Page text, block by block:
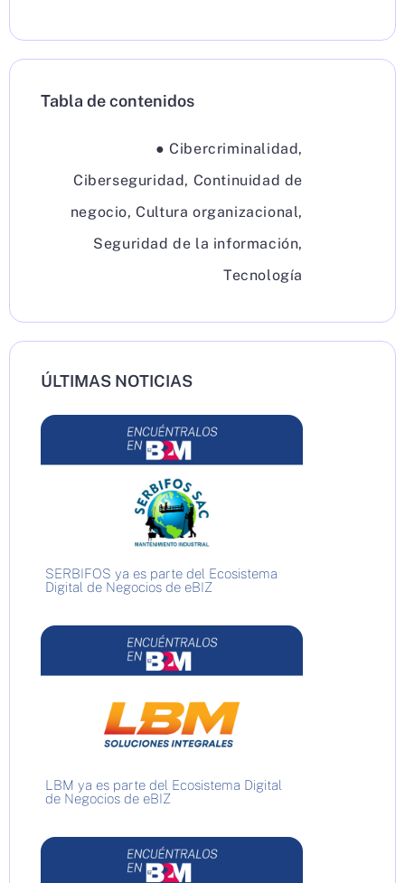
Tabla de contenidos
● Cibercriminalidad,
Ciberseguridad, Continuidad de
negocio, Cultura organizacional,
Seguridad de la información,
Tecnología
ÚLTIMAS NOTICIAS
SERBIFOS ya es parte del Ecosistema
Digital de Negocios de eBIZ
LBM ya es parte del Ecosistema Digital
de Negocios de eBIZ